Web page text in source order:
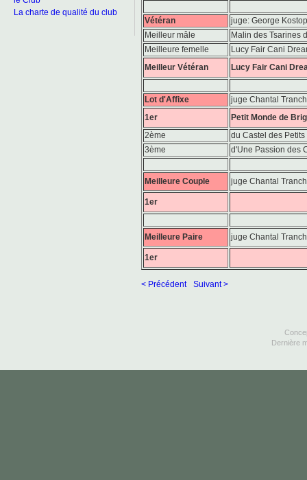
La charte de qualité du club
Vétéran
juge: George
Meilleur mâle
Malin des Tsarines
Meilleure femelle
Lucy Fair Cani
Meilleur Vétéran
Lucy Fair Cani
Lot d'Affixe
juge Chantal
1er
Petit Monde de
2ème
du Castel des
3ème
d'Une Passion des
Meilleure Couple juge Chantal
1er
Meilleure Paire juge Chantal
1er
< Précédent Suivant >
Dernière